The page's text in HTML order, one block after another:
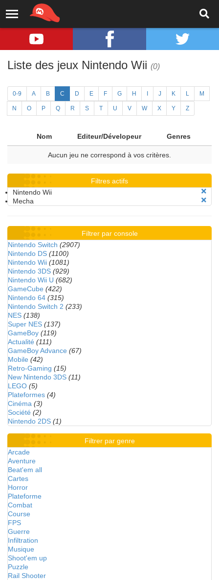
Liste des jeux Nintendo Wii (0)
0-9 A B C D E F G H J K L M
N O P Q R S T U V W X Y Z
Nom Editeur/Dévelopeur Genres
Aucun jeu ne correspond à vos critères.
Filtres actifs
Nintendo Wii
Mecha
Filtrer par console
Nintendo Switch (2907)
Nintendo DS (1100)
Nintendo Wii (1081)
Nintendo 3DS (929)
Nintendo Wii U (682)
GameCube (422)
Nintendo 64 (315)
Nintendo Switch 2 (233)
NES (138)
Super NES (137)
GameBoy (119)
Actualité (111)
GameBoy Advance (67)
Mobile (42)
Retro-Gaming (15)
New Nintendo 3DS (11)
LEGO (5)
Plateformes (4)
Cinéma (3)
Société (2)
Nintendo 2DS (1)
Filtrer par genre
Arcade
Aventure
Beat'em all
Cartes
Horror
Plateforme
Combat
Course
FPS
Guerre
Infiltration
Musique
Shoot'em up
Puzzle
Rail Shooter